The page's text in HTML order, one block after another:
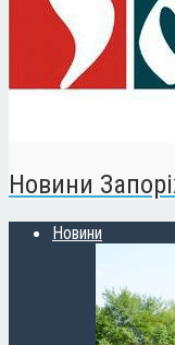
Новини
Новини